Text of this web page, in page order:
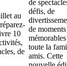
au
10
de
de
défis, de
de moments
toute la
amis. Cette